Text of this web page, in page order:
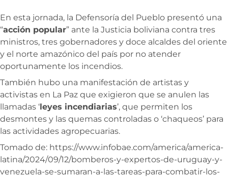
En esta jornada, la Defensoría del Pueblo presentó una
“acción popular” ante la Justicia boliviana contra tres
ministros, tres gobernadores y doce alcaldes del oriente
y el norte amazónico del país por no atender
oportunamente los incendios.
También hubo una manifestación de artistas y
activistas en La Paz que exigieron que se anulen las
llamadas ‘ leyes incendiarias’, que permiten los
desmontes y las quemas controladas o ‘chaqueos’ para
las actividades agropecuarias.
Tomado de: https://www.infobae.com/america/america-
latina/2024/09/12/bomberos-y-expertos-de-uruguay-y-
venezuela-se-sumaran-a-las-tareas-para-combatir-los-